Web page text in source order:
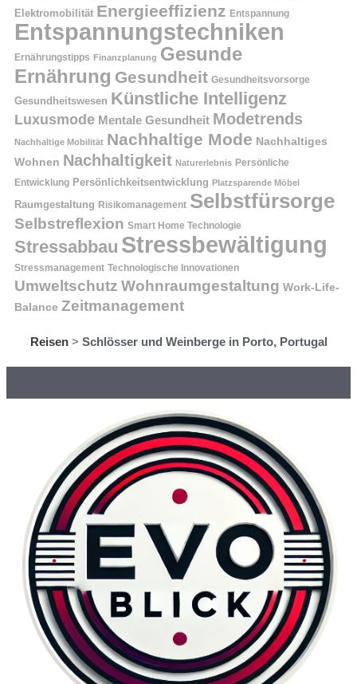
Elektromobilität Energieeffizienz Entspannung
Entspannungstechniken
Ernährungstipps Finanzplanung Gesunde
Ernährung Gesundheit Gesundheitsvorsorge
Gesundheitswesen Künstliche Intelligenz
Luxusmode Mentale Gesundheit Modetrends
Nachhaltige Mobilität Nachhaltige Mode Nachhaltiges
Wohnen Nachhaltigkeit Naturerlebnis Persönliche
Entwicklung Persönlichkeitsentwicklung Platzsparende Möbel
Raumgestaltung Risikomanagement Selbstfürsorge
Selbstreflexion Smart Home Technologie
Stressabbau Stressbewältigung
Stressmanagement Technologische Innovationen
Umweltschutz Wohnraumgestaltung Work-Life-
Balance Zeitmanagement
Reisen> Schlösser und Weinberge in Porto, Portugal